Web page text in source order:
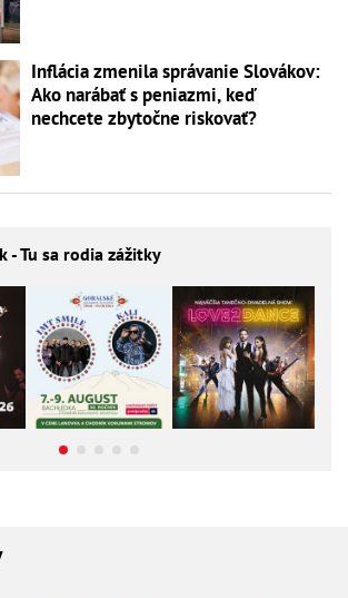
Inflácia zmenila správanie Slovákov:
Ako narábať s peniazmi, keď
nechcete zbytočne riskovať?
- Tu sa rodia zážitky